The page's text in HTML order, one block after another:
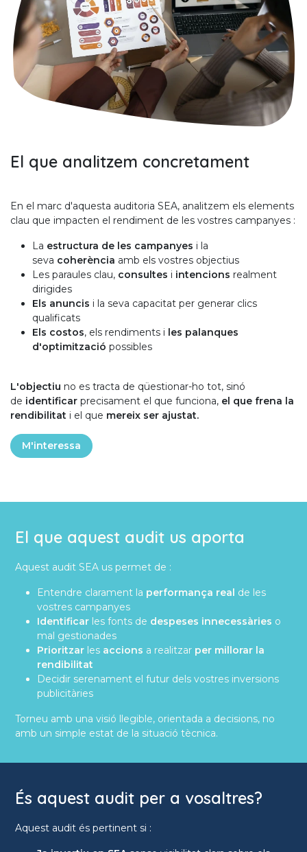
El que analitzem concretament
En el marc d'aquesta auditoria SEA, analitzem els elements
clau que impacten el rendiment de les vostres campanyes :
La estructura de les campanyes i la
seva coherència amb els vostres objectius
Les paraules clau, consultes i intencions realment
dirigides
Els anuncis i la seva capacitat per generar clics
qualificats
Els costos, els rendiments i les palanques
d'optimització possibles
L'objectiu no es tracta de qüestionar-ho tot, sinó
de identificar precisament el que funciona, el que frena la
rendibilitat i el que mereix ser ajustat.
M'interessa
El que aquest audit us aporta
Aquest audit SEA us permet de :
Entendre clarament la performança real de les
vostres campanyes
Identificar les fonts de despeses innecessàries o
mal gestionades
Prioritzar les accions a realitzar per millorar la
rendibilitat
Decidir serenament el futur dels vostres inversions
publicitàries
Torneu amb una visió llegible, orientada a decisions, no
amb un simple estat de la situació tècnica.
És aquest audit per a vosaltres?
Aquest audit és pertinent si :